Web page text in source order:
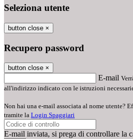
Seleziona utente
button close ×
Recupero password
button close ×
E-mail
all'indirizzo indicato con le istruzioni
Non hai una e-mail associata al nome utente?
tramite la Login Spaggiari
E-mail inviata, si prega di controllare la